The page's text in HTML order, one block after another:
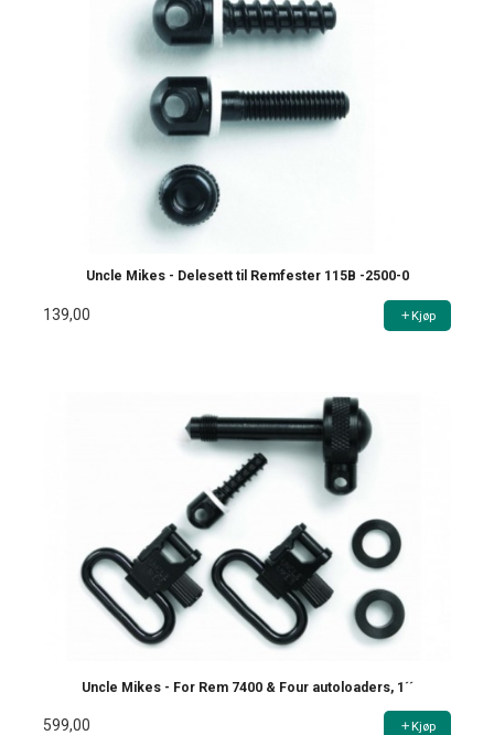
Uncle Mikes - Delesett til Remfester 115B -2500-0
139,00 Kjøp
Uncle Mikes - For Rem 7400 & Four autoloaders, 1´´
599,00 Kjøp